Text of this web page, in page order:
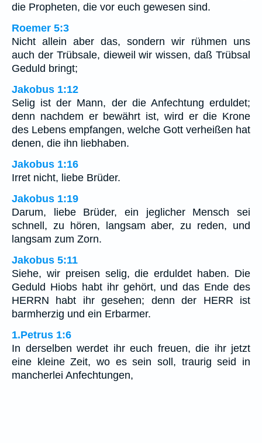
die Propheten, die vor euch gewesen sind.
Roemer 5:3
Nicht allein aber das, sondern wir rühmen uns
auch der Trübsale, dieweil wir wissen, daß Trübsal
Geduld bringt;
Jakobus 1:12
Selig ist der Mann, der die Anfechtung erduldet;
denn nachdem er bewährt ist, wird er die Krone
des Lebens empfangen, welche Gott verheißen hat
denen, die ihn liebhaben.
Jakobus 1:16
Irret nicht, liebe Brüder.
Jakobus 1:19
Darum, liebe Brüder, ein jeglicher Mensch sei
schnell, zu hören, langsam aber, zu reden, und
langsam zum Zorn.
Jakobus 5:11
Siehe, wir preisen selig, die erduldet haben. Die
Geduld Hiobs habt ihr gehört, und das Ende des
HERRN habt ihr gesehen; denn der HERR ist
barmherzig und ein Erbarmer.
1.Petrus 1:6
In derselben werdet ihr euch freuen, die ihr jetzt
eine kleine Zeit, wo es sein soll, traurig seid in
mancherlei Anfechtungen,